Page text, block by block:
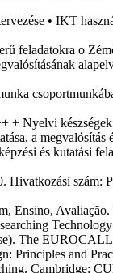
• IKT
feladatokra o
+ Nyelvi
a megvalósítás
és kutatási
Hivatkozási szám:
Ensino,
The
Principles and
Cambridge: